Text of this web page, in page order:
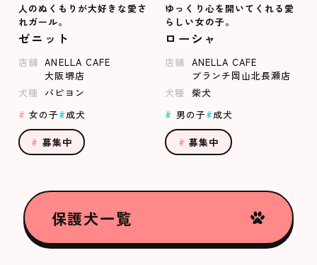
人のぬくもりが大好きな愛さ
れガール。
ゼニット
店舗 ANELLA CAFE
大阪堺店
犬種
パピヨン
女の子
成犬
募集中
ゆっくり心を開いてくれる愛
らしい女の子。
ローシャ
店舗 ANELLA CAFE
ブランチ岡山北長瀬店
犬種
柴犬
男の子
成犬
募集中
保護犬一覧